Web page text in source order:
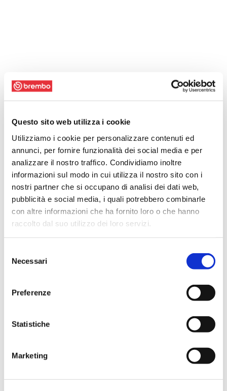
Questo sito web utilizza i cookie
Utilizziamo i cookie per personalizzare contenuti ed
annunci, per fornire funzionalità dei social media e per
analizzare il nostro traffico. Condividiamo inoltre
informazioni sul modo in cui utilizza il nostro sito con i
nostri partner che si occupano di analisi dei dati web,
pubblicità e social media, i quali potrebbero combinarle
con altre informazioni che ha fornito loro o che hanno
raccolto dal suo utilizzo dei loro servizi.
delNecessari
Preferenze
Statistiche
Marketing